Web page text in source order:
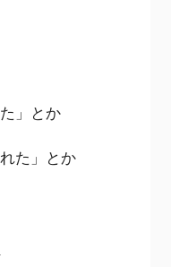
」とか
た」とか